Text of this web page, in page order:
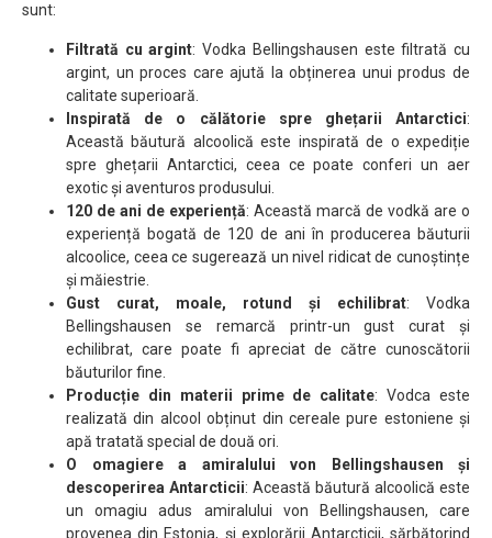
sunt:
Filtrată cu argint: Vodka Bellingshausen este filtrată cu
argint, un proces care ajută la obținerea unui produs de
calitate superioară.
Inspirată de o călătorie spre ghețarii Antarctici:
Această băutură alcoolică este inspirată de o expediție
spre ghețarii Antarctici, ceea ce poate conferi un aer
exotic și aventuros produsului.
120 de ani de experiență: Această marcă de vodkă are o
experiență bogată de 120 de ani în producerea băuturii
alcoolice, ceea ce sugerează un nivel ridicat de cunoștințe
și măiestrie.
Gust curat, moale, rotund și echilibrat: Vodka
Bellingshausen se remarcă printr-un gust curat și
echilibrat, care poate fi apreciat de către cunoscătorii
băuturilor fine.
Producție din materii prime de calitate: Vodca este
realizată din alcool obținut din cereale pure estoniene și
apă tratată special de două ori.
O omagiere a amiralului von Bellingshausen și
descoperirea Antarcticii: Această băutură alcoolică este
un omagiu adus amiralului von Bellingshausen, care
provenea din Estonia, și explorării Antarcticii, sărbătorind